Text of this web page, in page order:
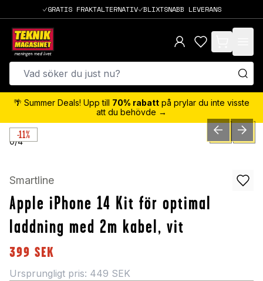
GRATIS FRAKTALTERNATIV BLIXTSNABB LEVERANS
items in cart,
🌴 Summer Deals! Upp till 70% rabatt på prylar du inte visste
att du behövde →
-11%
0/4 PREVIOUSNEXT
Smartline
Apple iPhone 14 Kit för optimal
laddning med 2m kabel, vit
399 SEK
Ursprungligt pris: 449 SEK